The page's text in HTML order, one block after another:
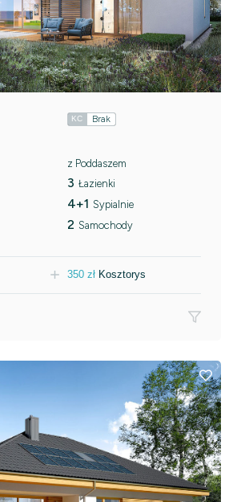
KC Brak
z Poddaszem
3 Łazienki
4+1 Sypialnie
2 Samochody
350 zł Kosztorys